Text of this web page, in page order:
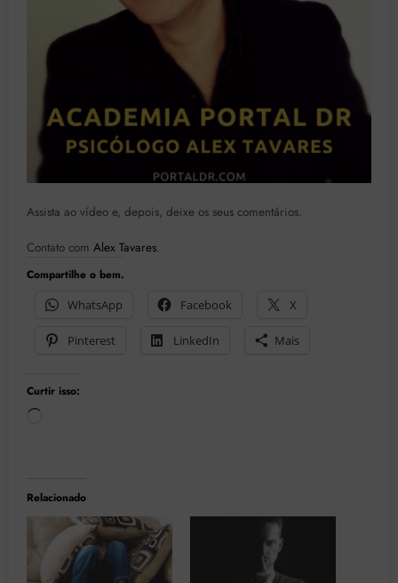
Assista ao vídeo e, depois, deixe os seus comentários.
Contato com Alex Tavares.
Compartilhe o bem.
WhatsApp
Facebook X
Pinterest LinkedIn Mais
Curtir isso:
Relacionado